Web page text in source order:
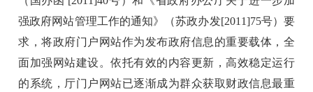
强政府网站管理工作的通知》（苏政办发[2011]75号）要
求，将政府门户网站作为发布政府信息的重要载体，全
面加强网站建设。依托有效的内容更新，高效稳定运行
的系统，厅门户网站已逐渐成为群众获取财政信息最重